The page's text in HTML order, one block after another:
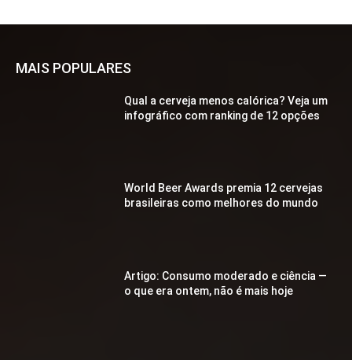
MAIS POPULARES
Qual a cerveja menos calórica? Veja um
infográfico com ranking de 12 opções
World Beer Awards premia 12 cervejas
brasileiras como melhores do mundo
Artigo: Consumo moderado e ciência —
o que era ontem, não é mais hoje